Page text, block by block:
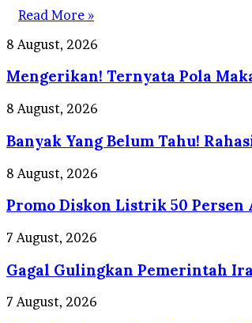
Read More »
Mengerikan!
Pola
Makan
Seperti
Bisa
Memicu
Kanker
Usus
Besar
8 August, 2026
Mengerikan! Ternyata Pola
Banyak
Belum
Tahu!
Rahasia
Air
dan
Selokan
di
Jepang
8 August, 2026
Banyak Yang Belum Tahu!
Promo
Listrik
Persen
2026,
Cek
Syaratnya
8 August, 2026
Promo Diskon Listrik 50 Persen
Gagal
Pemerintah
Iran,
2
7 August, 2026
Gagal Gulingkan Pemerintah
Gelar
7 August, 2026